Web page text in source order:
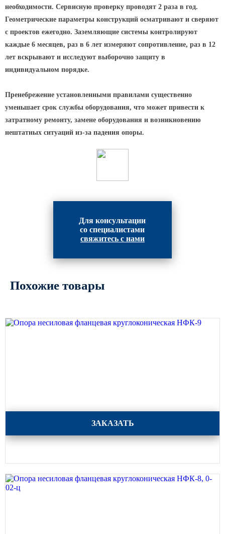
необходимости. Сервисную проверку проводят 2 раза в год.
Геометрические параметры конструкций осматривают и сверяют
с проектов ежегодно. Заземляющие системы контролируют
каждые 6 месяцев, раз в 6 лет измеряют сопротивление, раз в 12
лет вскрывают и исследуют выборочно защиту в
индивидуальном порядке.
Пренебрежение установленными правилами существенно
уменьшает срок службы оборудования, что может привести к
затратному ремонту, замене оборудования и возникновению
нештатных ситуаций из-за падения опоры.
Для консультации
со специалистами
свяжитесь с нами
Похожие товары
ЗАКАЗАТЬ